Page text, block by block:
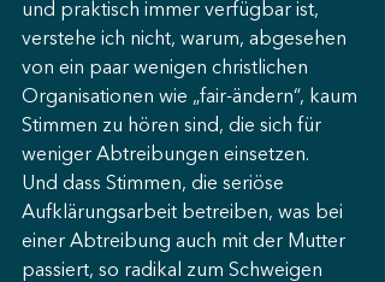
und praktisch immer verfügbar ist,
verstehe ich nicht, warum, abgesehen
von ein paar wenigen christlichen
Organisationen wie „fair-ändern“, kaum
Stimmen zu hören sind, die sich für
weniger Abtreibungen einsetzen.
Und dass Stimmen, die seriöse
Aufklärungsarbeit betreiben, was bei
einer Abtreibung auch mit der Mutter
passiert, so radikal zum Schweigen